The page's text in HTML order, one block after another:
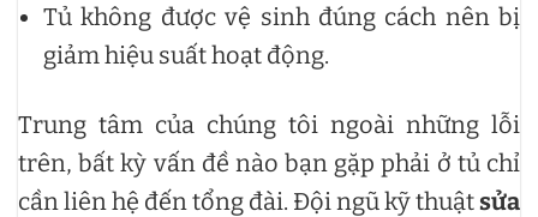
Tủ không được vệ sinh đúng cách nên bị
giảm hiệu suất hoạt động.
Trung tâm của chúng tôi ngoài những lỗi
trên, bất kỳ vấn đề nào bạn gặp phải ở tủ chỉ
cần liên hệ đến tổng đài. Đội ngũ kỹ thuậtsửa